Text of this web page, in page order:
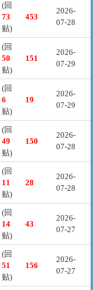
(回
73
贴)
453
2026-
07-28
(回
50
贴)
151
2026-
07-29
(回
6
贴)
19
2026-
07-29
(回
49
贴)
150
2026-
07-28
(回
11
贴)
28
2026-
07-28
(回
14
贴)
43
2026-
07-27
(回
51
贴)
156
2026-
07-27